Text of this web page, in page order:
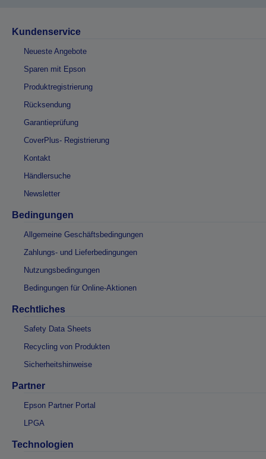
Kundenservice
Neueste Angebote
Sparen mit Epson
Produktregistrierung
Rücksendung
Garantieprüfung
CoverPlus- Registrierung
Kontakt
Händlersuche
Newsletter
Bedingungen
Allgemeine Geschäftsbedingungen
Zahlungs- und Lieferbedingungen
Nutzungsbedingungen
Bedingungen für Online-Aktionen
Rechtliches
Safety Data Sheets
Recycling von Produkten
Sicherheitshinweise
Partner
Epson Partner Portal
LPGA
Technologien